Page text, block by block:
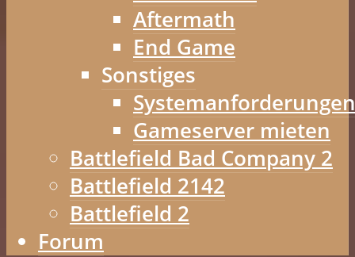
Aftermath
End Game
Sonstiges
Systemanforderungen
Gameserver mieten
Battlefield Bad Company 2
Battlefield 2142
Battlefield 2
Forum